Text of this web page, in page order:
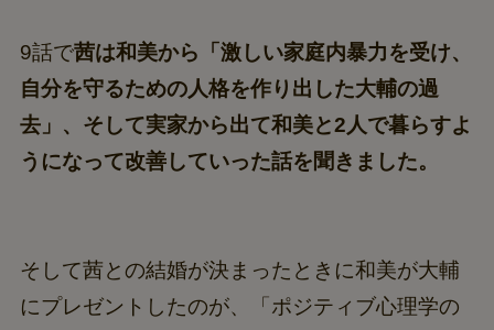
9話で茜は和美から「激しい家庭内暴力を受け、
自分を守るための人格を作り出した大輔の過
去」、そして実家から出て和美と2人で暮らすよ
うになって改善していった話を聞きました。
そして茜との結婚が決まったときに和美が大輔
にプレゼントしたのが、「ポジティブ心理学の